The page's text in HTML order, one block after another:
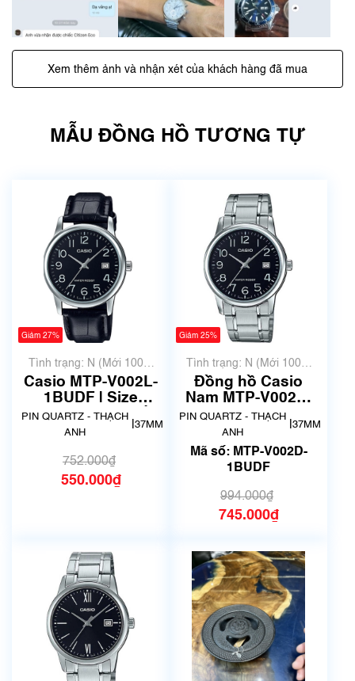
Xem thêm ảnh và nhận xét của khách hàng đã mua
MẪU ĐỒNG HỒ TƯƠNG TỰ
Giảm 27%
Tình trạng: N (Mới 100%
chưa qua sử dụng)
Casio MTP-V002L-
1BUDF | Size
36.5mm | Mã số
5584A
PIN QUARTZ - THẠCH
ANH
37MM
752.000₫
550.000₫
Giảm 25%
Tình trạng: N (Mới 100%
chưa qua sử dụng)
Đồng hồ Casio
Nam MTP-V002D-
1BUDF Chính Hãng
PIN QUARTZ - THẠCH
ANH
37MM
Mã số: MTP-V002D-
1BUDF
994.000₫
745.000₫